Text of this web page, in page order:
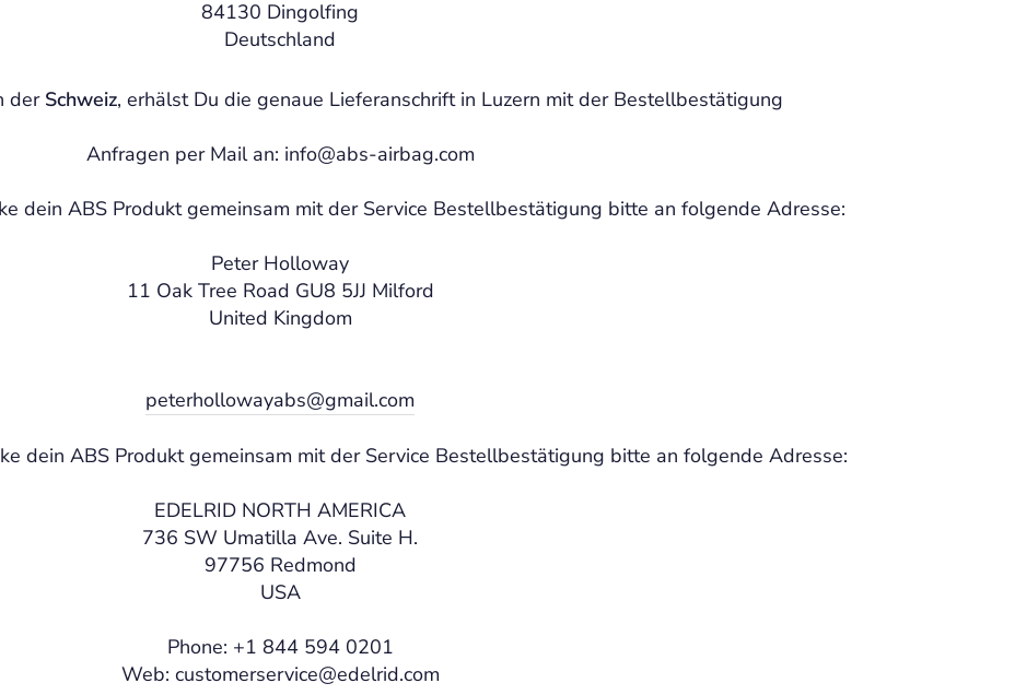
84130 Dingolfing
Deutschland
der Schweiz, erhälst Du die genaue Lieferanschrift in Luzern mit der Bestellbestätigung
Anfragen per Mail an: info@abs-airbag.com
dein ABS Produkt gemeinsam mit der Service Bestellbestätigung bitte an folgende Adresse:
Peter Holloway
11 Oak Tree Road GU8 5JJ Milford
United Kingdom
peterhollowayabs@gmail.com
dein ABS Produkt gemeinsam mit der Service Bestellbestätigung bitte an folgende Adresse:
EDELRID NORTH AMERICA
736 SW Umatilla Ave. Suite H.
97756 Redmond
USA
Phone: +1 844 594 0201
Web: customerservice@edelrid.com